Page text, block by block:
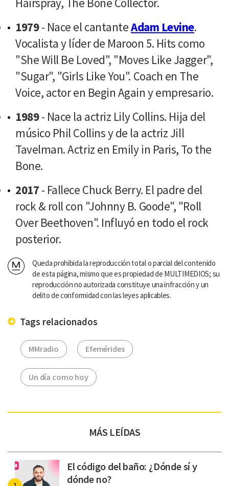
1979- Nace el cantanteAdam Levine.
Vocalista y líder de Maroon 5. Hits como
"She Will Be Loved", "Moves Like Jagger",
"Sugar", "Girls Like You". Coach en The
Voice, actor en Begin Again y empresario.
1989- Nace la actriz Lily Collins. Hija del
músico Phil Collins y de la actriz Jill
Tavelman. Actriz en Emily in Paris, To the
Bone.
2017 - Fallece Chuck Berry. El padre del
rock & roll con "Johnny B. Goode", "Roll
Over Beethoven". Influyó en todo el rock
posterior.
Queda prohibida la reproducción total o parcial del contenido
de esta página, mismo que es propiedad de MULTIMEDIOS; su
reproducción no autorizada constituye una infracción y un
delito de conformidad con las leyes aplicables.
Tags relacionados
MMradio Efemérides
Un día como hoy
MÁS LEÍDAS
El código del baño: ¿Dónde sí y
dónde no?